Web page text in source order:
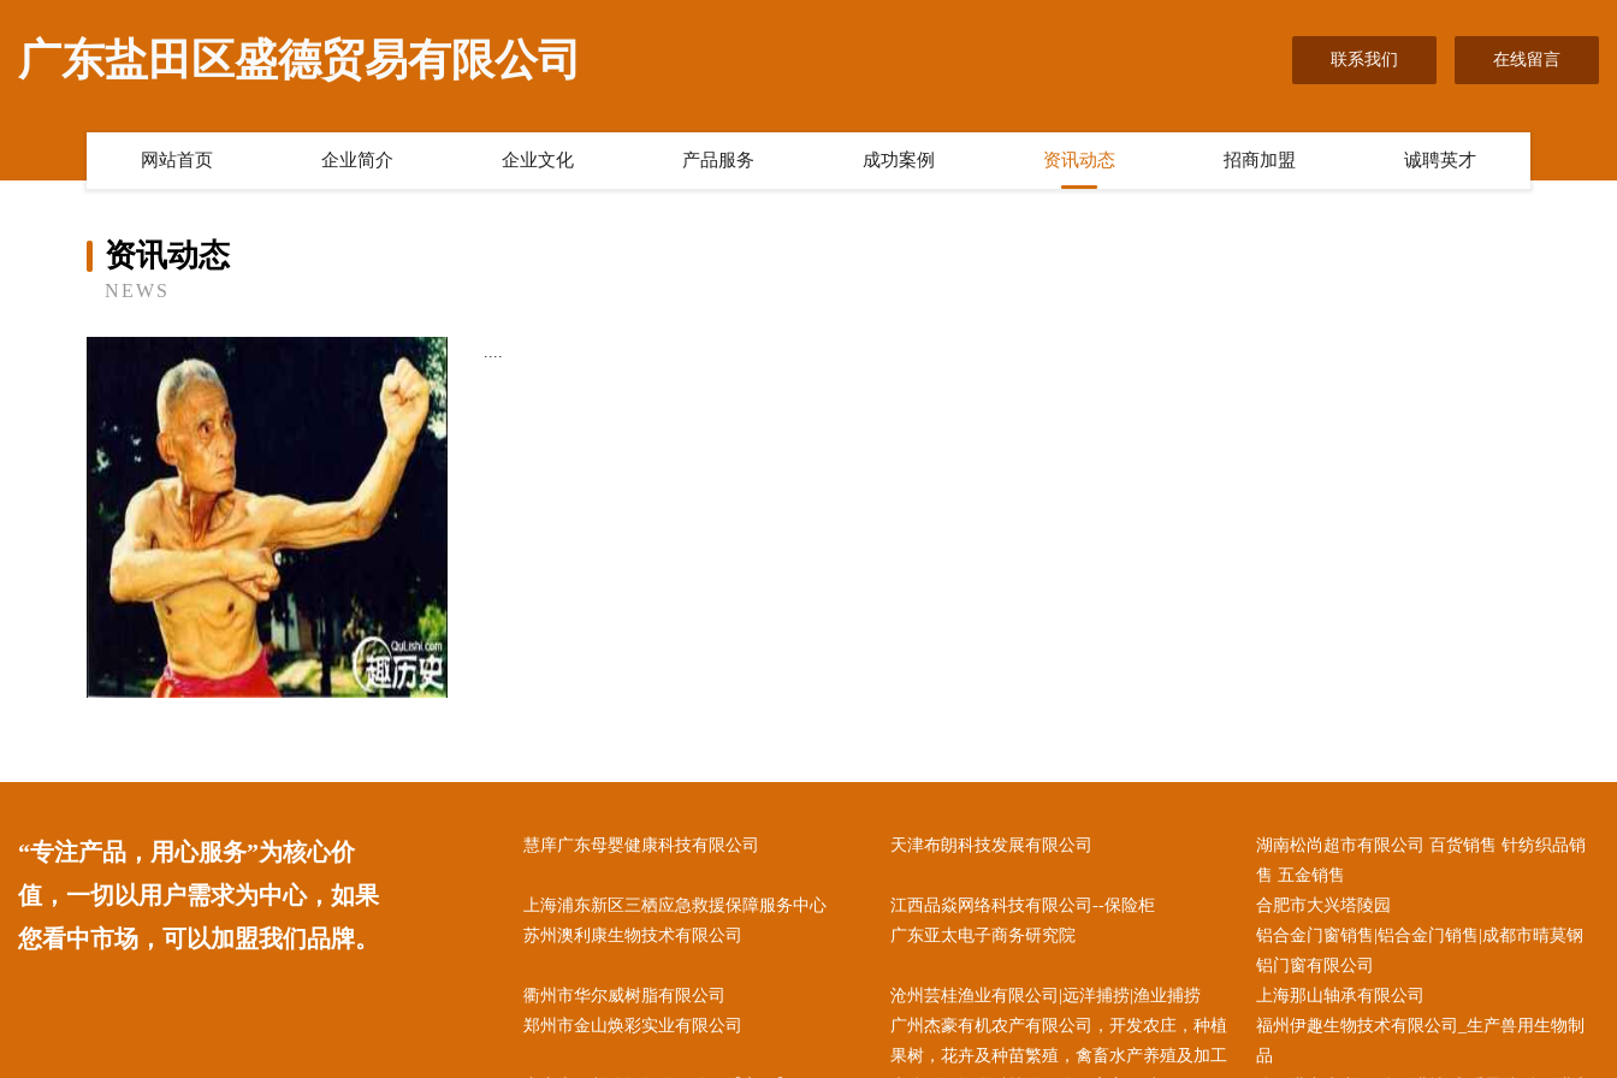
广东盐田区盛德贸易有限公司 联系我们 在线留言
网站首页 企业简介 企业文化 产品服务 成功案例 资讯动态 招商加盟 诚聘英才
资讯动态
NEWS
....
“专注产品，用心服务”为核心价
值，一切以用户需求为中心，如果
您看中市场，可以加盟我们品牌。
慧庠广东母婴健康科技有限公司 天津布朗科技发展有限公司
湖南松尚超市有限公司 百货销售 针纺织品销
售 五金销售
上海浦东新区三栖应急救援保障服务中心
江西品焱网络科技有限公司--保险柜
合肥市大兴塔陵园
苏州澳利康生物技术有限公司
广东亚太电子商务研究院
铝合金门窗销售|铝合金门销售|成都市晴莫钢
铝门窗有限公司
衢州市华尔威树脂有限公司
沧州芸桂渔业有限公司|远洋捕捞|渔业捕捞
上海那山轴承有限公司
郑州市金山焕彩实业有限公司
广州杰豪有机农产有限公司，开发农庄，种植
果树，花卉及种苗繁殖，禽畜水产养殖及加工
福州伊趣生物技术有限公司_生产兽用生物制
品